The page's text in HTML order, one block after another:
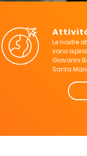
Le nostre
sono
Giovanni
Santa